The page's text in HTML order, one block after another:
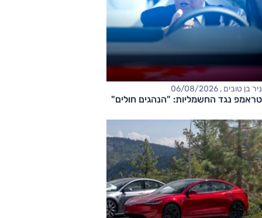
ניר בן טובים , 06/08/2026
טראמפ נגד החשמליות: "הנהגים חולים"